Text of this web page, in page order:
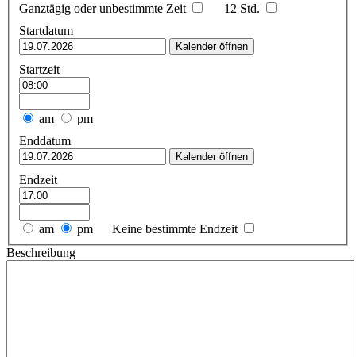
Ganztägig oder unbestimmte Zeit
12 Std.
Startdatum
Kalender öffnen
Startzeit
am
pm
Enddatum
Kalender öffnen
Endzeit
am pm
Keine bestimmte Endzeit
Beschreibung